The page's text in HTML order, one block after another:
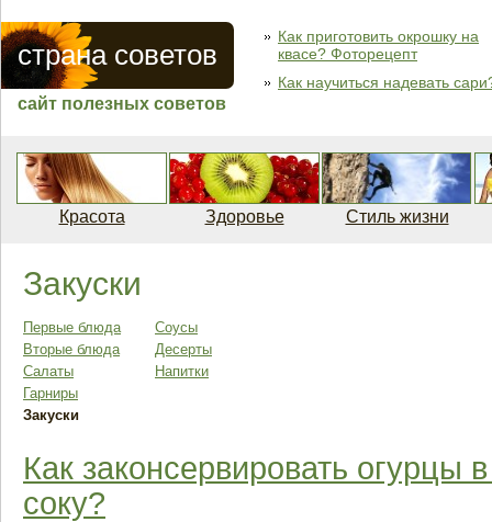
страна советов
сайт полезных советов
Как приготовить окрошку на
квасе? Фоторецепт
Как научиться надевать
Красота Здоровье Стиль жизни
Закуски
Первые блюда
Вторые блюда
Салаты
Гарниры
Закуски
Соусы
Десерты
Напитки
Как законсервировать огурцы
соку?